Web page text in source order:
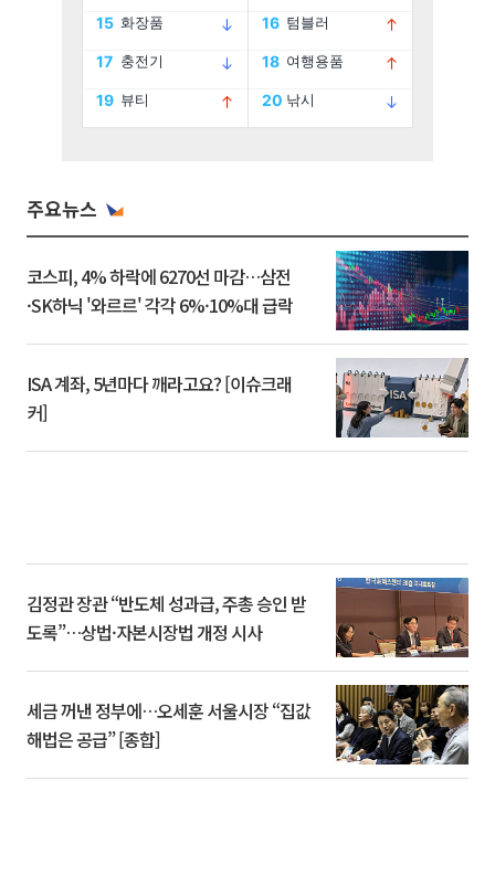
주요뉴스
코스피, 4% 하락에 6270선 마감…삼전
·SK하닉 '와르르' 각각 6%·10%대 급락
ISA 계좌, 5년마다 깨라고요? [이슈크래
커]
김정관 장관 “반도체 성과급, 주총 승인 받
도록”…상법·자본시장법 개정 시사
세금 꺼낸 정부에…오세훈 서울시장 “집값
해법은 공급” [종합]